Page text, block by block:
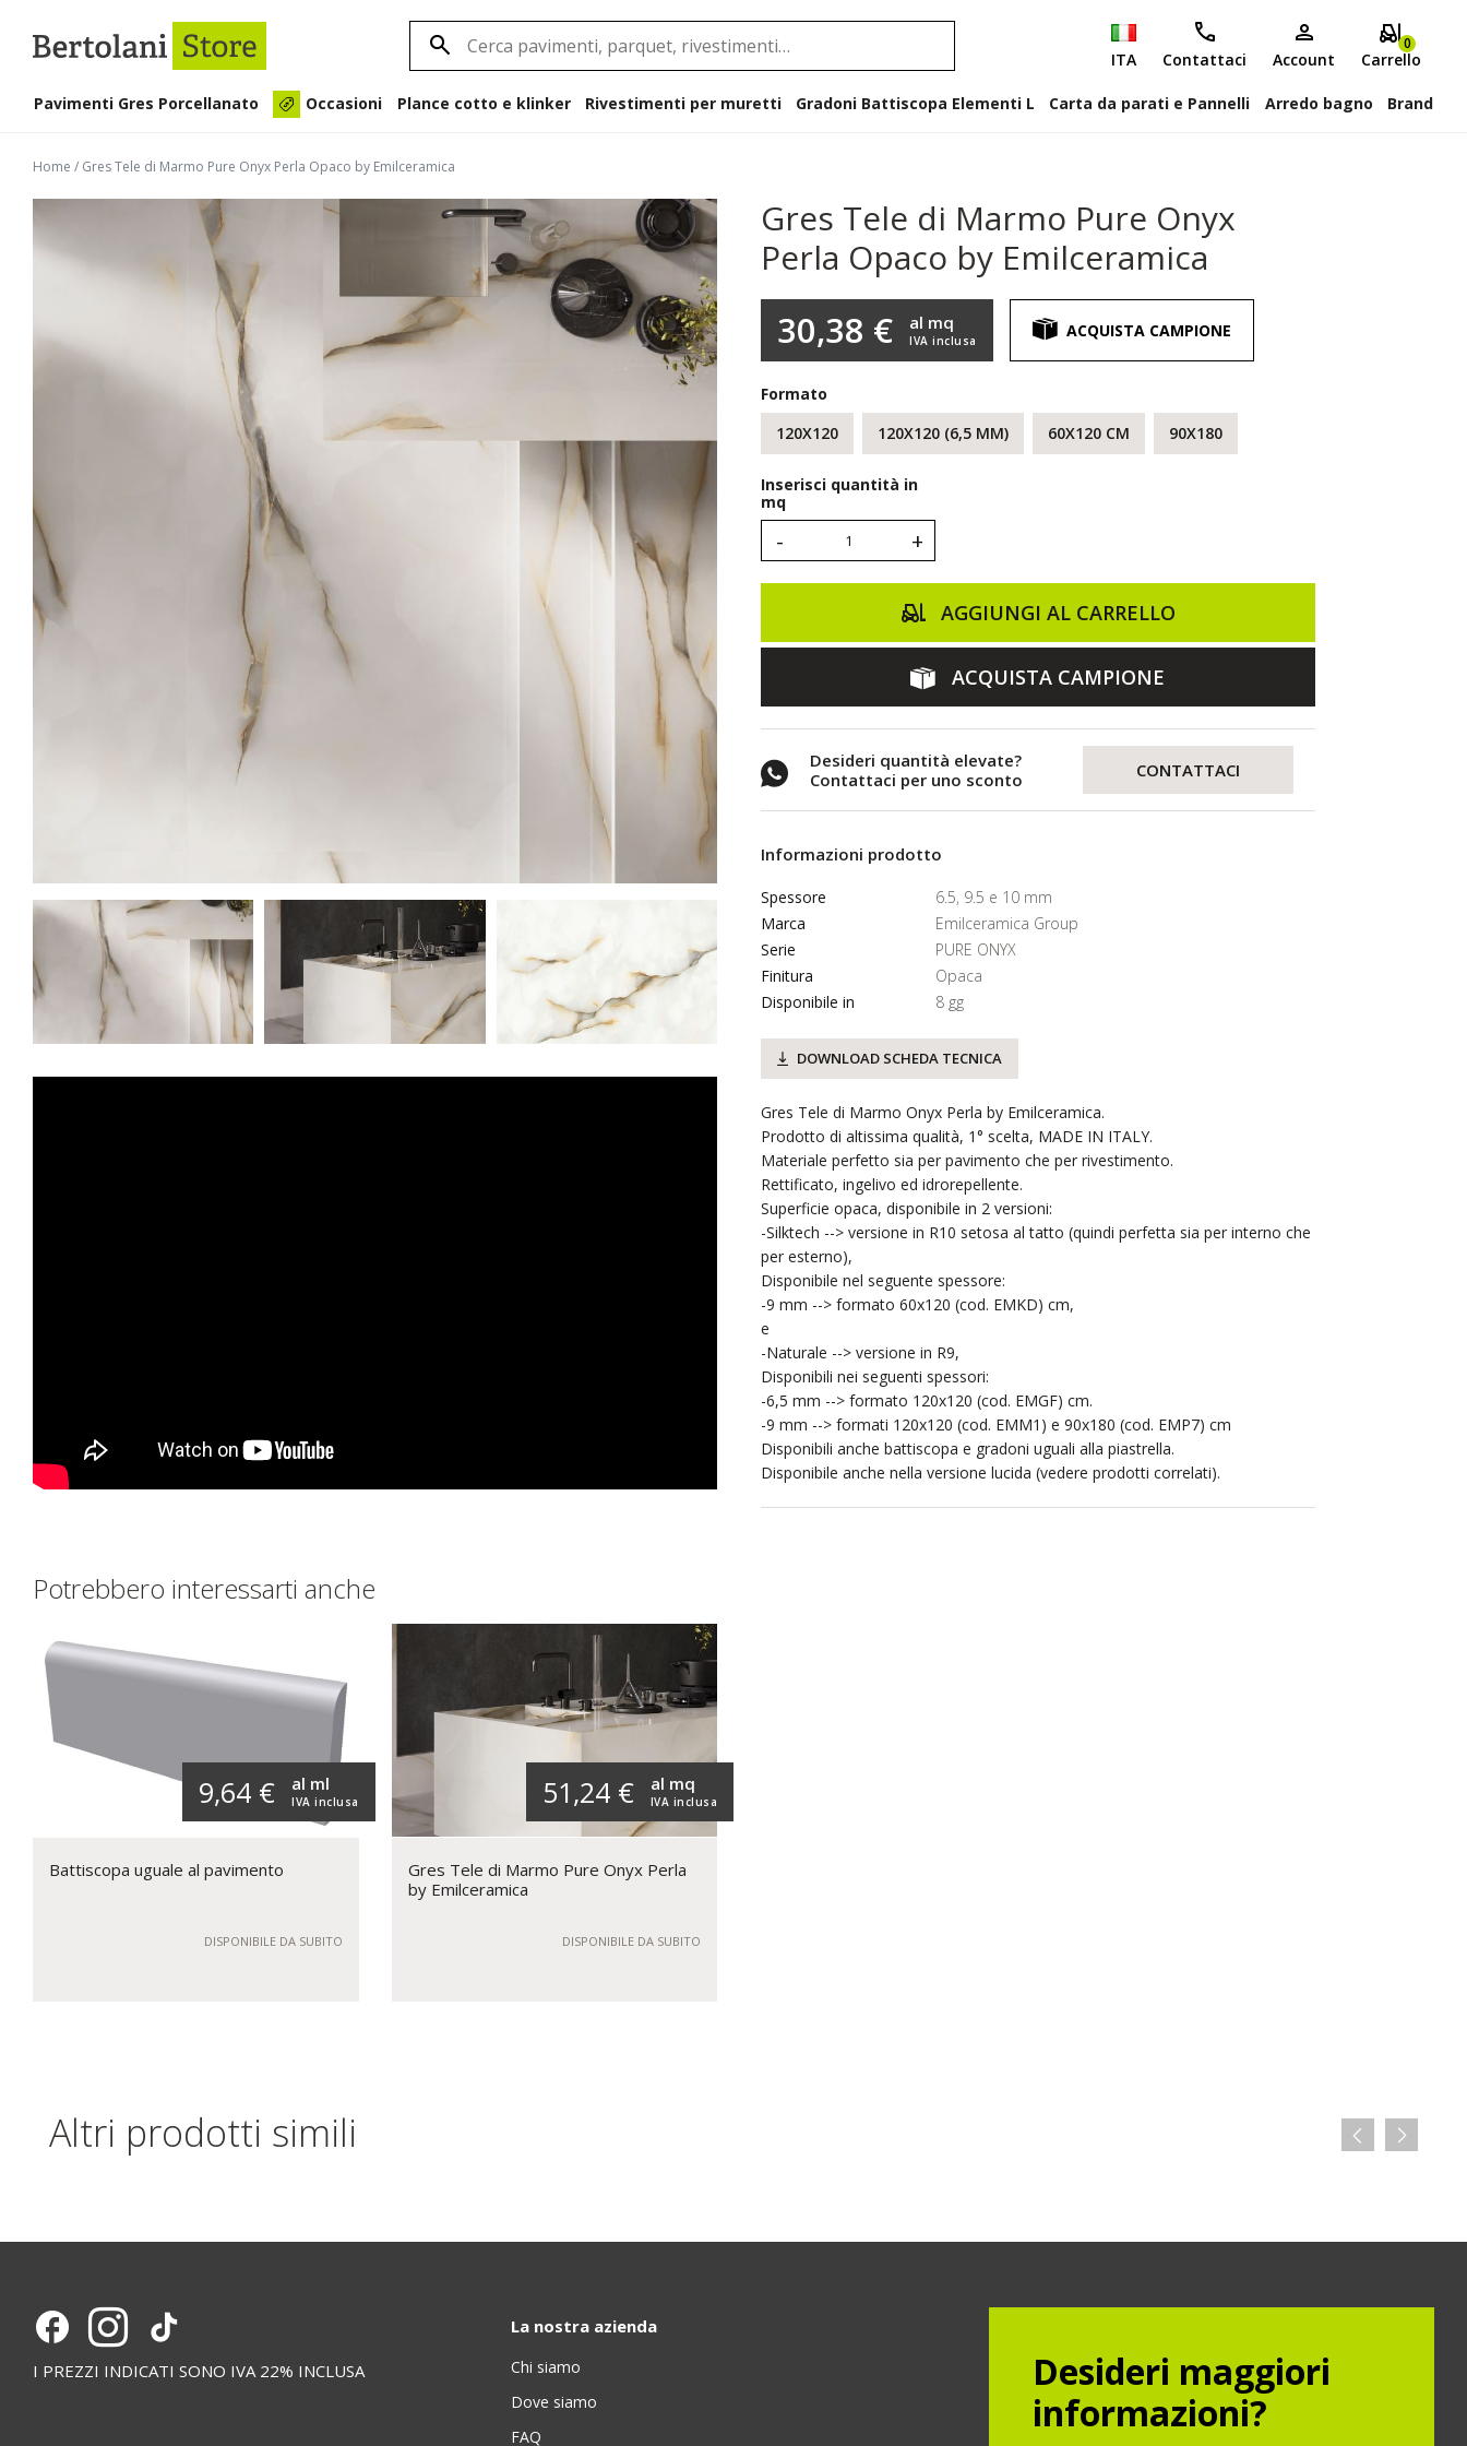
ITA Contattaci Account
0
Carrello
Pavimenti Gres Porcellanato Occasioni Plance cotto e klinker Rivestimenti per muretti Gradoni Battiscopa Elementi L Carta da parati e Pannelli Arredo bagno Brand
Home / Gres Tele di Marmo Pure Onyx Perla Opaco by Emilceramica
Gres Tele di Marmo Pure Onyx
Perla Opaco by Emilceramica
30,38 € IVA inclusa
al mq ACQUISTA CAMPIONE
Formato
120X120
120X120 (6,5 MM) 60X120 CM 90X180
Inserisci quantità in
mq
- +
AGGIUNGI AL CARRELLO
ACQUISTA CAMPIONE
Desideri quantità elevate?
Contattaci per uno sconto
CONTATTACI
Informazioni prodotto
Spessore
6.5, 9.5 e 10 mm
Marca
Emilceramica Group
Serie
PURE ONYX
Finitura
Opaca
Disponibile in
8 gg
DOWNLOAD SCHEDA TECNICA
Gres Tele di Marmo Onyx Perla by Emilceramica.
Prodotto di altissima qualità, 1° scelta, MADE IN ITALY.
Materiale perfetto sia per pavimento che per rivestimento.
Rettificato, ingelivo ed idrorepellente.
Superficie opaca, disponibile in 2 versioni:
-Silktech --> versione in R10 setosa al tatto (quindi perfetta sia per interno che
per esterno),
Disponibile nel seguente spessore:
-9 mm --> formato 60x120 (cod. EMKD) cm,
e
-Naturale --> versione in R9,
Disponibili nei seguenti spessori:
-6,5 mm --> formato 120x120 (cod. EMGF) cm.
-9 mm --> formati 120x120 (cod. EMM1) e 90x180 (cod. EMP7) cm
Disponibili anche battiscopa e gradoni uguali alla piastrella.
Disponibile anche nella versione lucida (vedere prodotti correlati).
Potrebbero interessarti anche
9,64 € IVA inclusa
al ml
Battiscopa uguale al pavimento
DISPONIBILE DA SUBITO
51,24 € IVA inclusa
al mq
Gres Tele di Marmo Pure Onyx Perla
by Emilceramica
DISPONIBILE DA SUBITO
Altri prodotti simili
I PREZZI INDICATI SONO IVA 22% INCLUSA
La nostra azienda
Chi siamo
Dove siamo
FAQ
Desideri maggiori
informazioni?